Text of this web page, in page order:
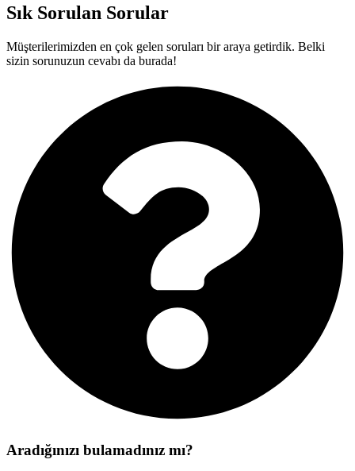
Sık Sorulan Sorular
Müşterilerimizden en çok gelen soruları bir araya getirdik. Belki
sizin sorunuzun cevabı da burada!
Aradığınızı bulamadınız mı?